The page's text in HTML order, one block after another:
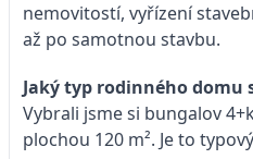
nemovitostí, vyřízení
až po samotnou stavbu.
Jaký typ rodinného domu
Vybrali jsme si bungalov
plochou 120 m². Je to